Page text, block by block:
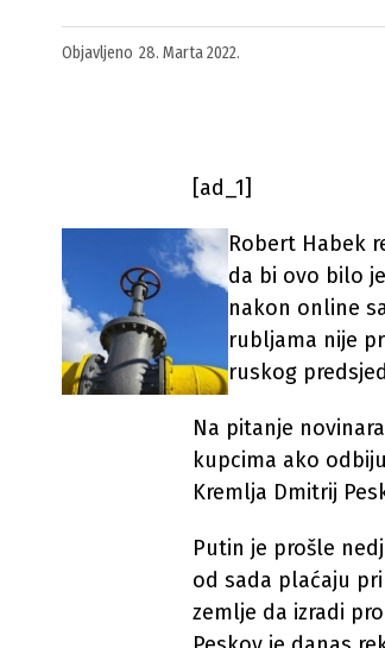
Objavljeno 28. Marta 2022.
[ad_1]
Robert Habek
da bi ovo bilo
nakon online
rubljama nije
ruskog
Na pitanje
kupcima ako
Kremlja Dmitrij
Putin je prošle
od sada plaćaju
zemlje da izradi